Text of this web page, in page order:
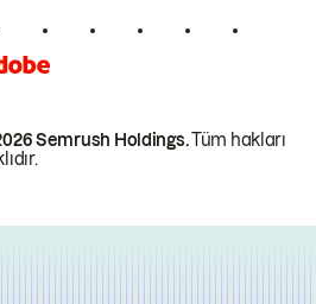
Semrush Holdings.Tüm hakları